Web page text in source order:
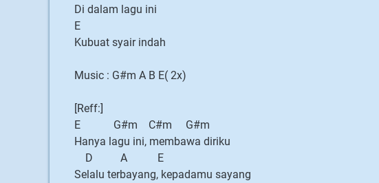
Di dalam lagu ini
E
Kubuat syair indah
Music : G#m A B E( 2x)
[Reff:]
E G#m C#m G#m
Hanya lagu ini, membawa diriku
D A E
Selalu terbayang, kepadamu sayang